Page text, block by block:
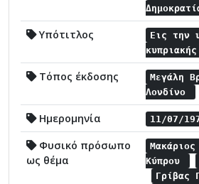
Υπότιτλος
Εις την
Τόπος έκδοσης
Μεγάλη
Λονδίνο
Ημερομηνία 11/07/
Φυσικό πρόσωπο
ως θέμα
Μακάριος
Κύπρου
Γρίβας